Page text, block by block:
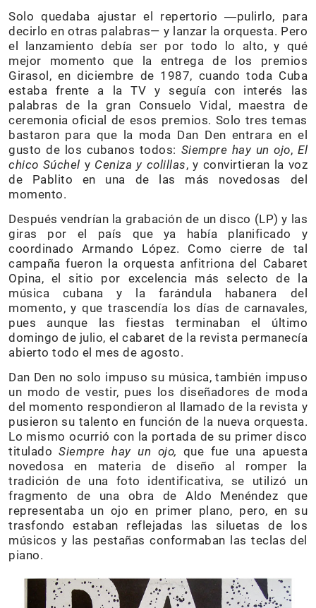
Solo quedaba ajustar el repertorio ―pulirlo, para
decirlo en otras palabras— y lanzar la orquesta. Pero
el lanzamiento debía ser por todo lo alto, y qué
mejor momento que la entrega de los premios
Girasol, en diciembre de 1987, cuando toda Cuba
estaba frente a la TV y seguía con interés las
palabras de la gran Consuelo Vidal, maestra de
ceremonia oficial de esos premios. Solo tres temas
bastaron para que la moda Dan Den entrara en el
gusto de los cubanos todos: Siempre hay un ojo,El
chico Súchel y Ceniza y colillas, y convirtieran la voz
de Pablito en una de las más novedosas del
momento.
Después vendrían la grabación de un disco (LP) y las
giras por el país que ya había planificado y
coordinado Armando López. Como cierre de tal
campaña fueron la orquesta anfitriona del Cabaret
Opina, el sitio por excelencia más selecto de la
música cubana y la farándula habanera del
momento, y que trascendía los días de carnavales,
pues aunque las fiestas terminaban el último
domingo de julio, el cabaret de la revista permanecía
abierto todo el mes de agosto.
Dan Den no solo impuso su música, también impuso
un modo de vestir, pues los diseñadores de moda
del momento respondieron al llamado de la revista y
pusieron su talento en función de la nueva orquesta.
Lo mismo ocurrió con la portada de su primer disco
tituladoSiempre hay un ojo, que fue una apuesta
novedosa en materia de diseño al romper la
tradición de una foto identificativa, se utilizó un
fragmento de una obra de Aldo Menéndez que
representaba un ojo en primer plano, pero, en su
trasfondo estaban reflejadas las siluetas de los
músicos y las pestañas conformaban las teclas del
piano.